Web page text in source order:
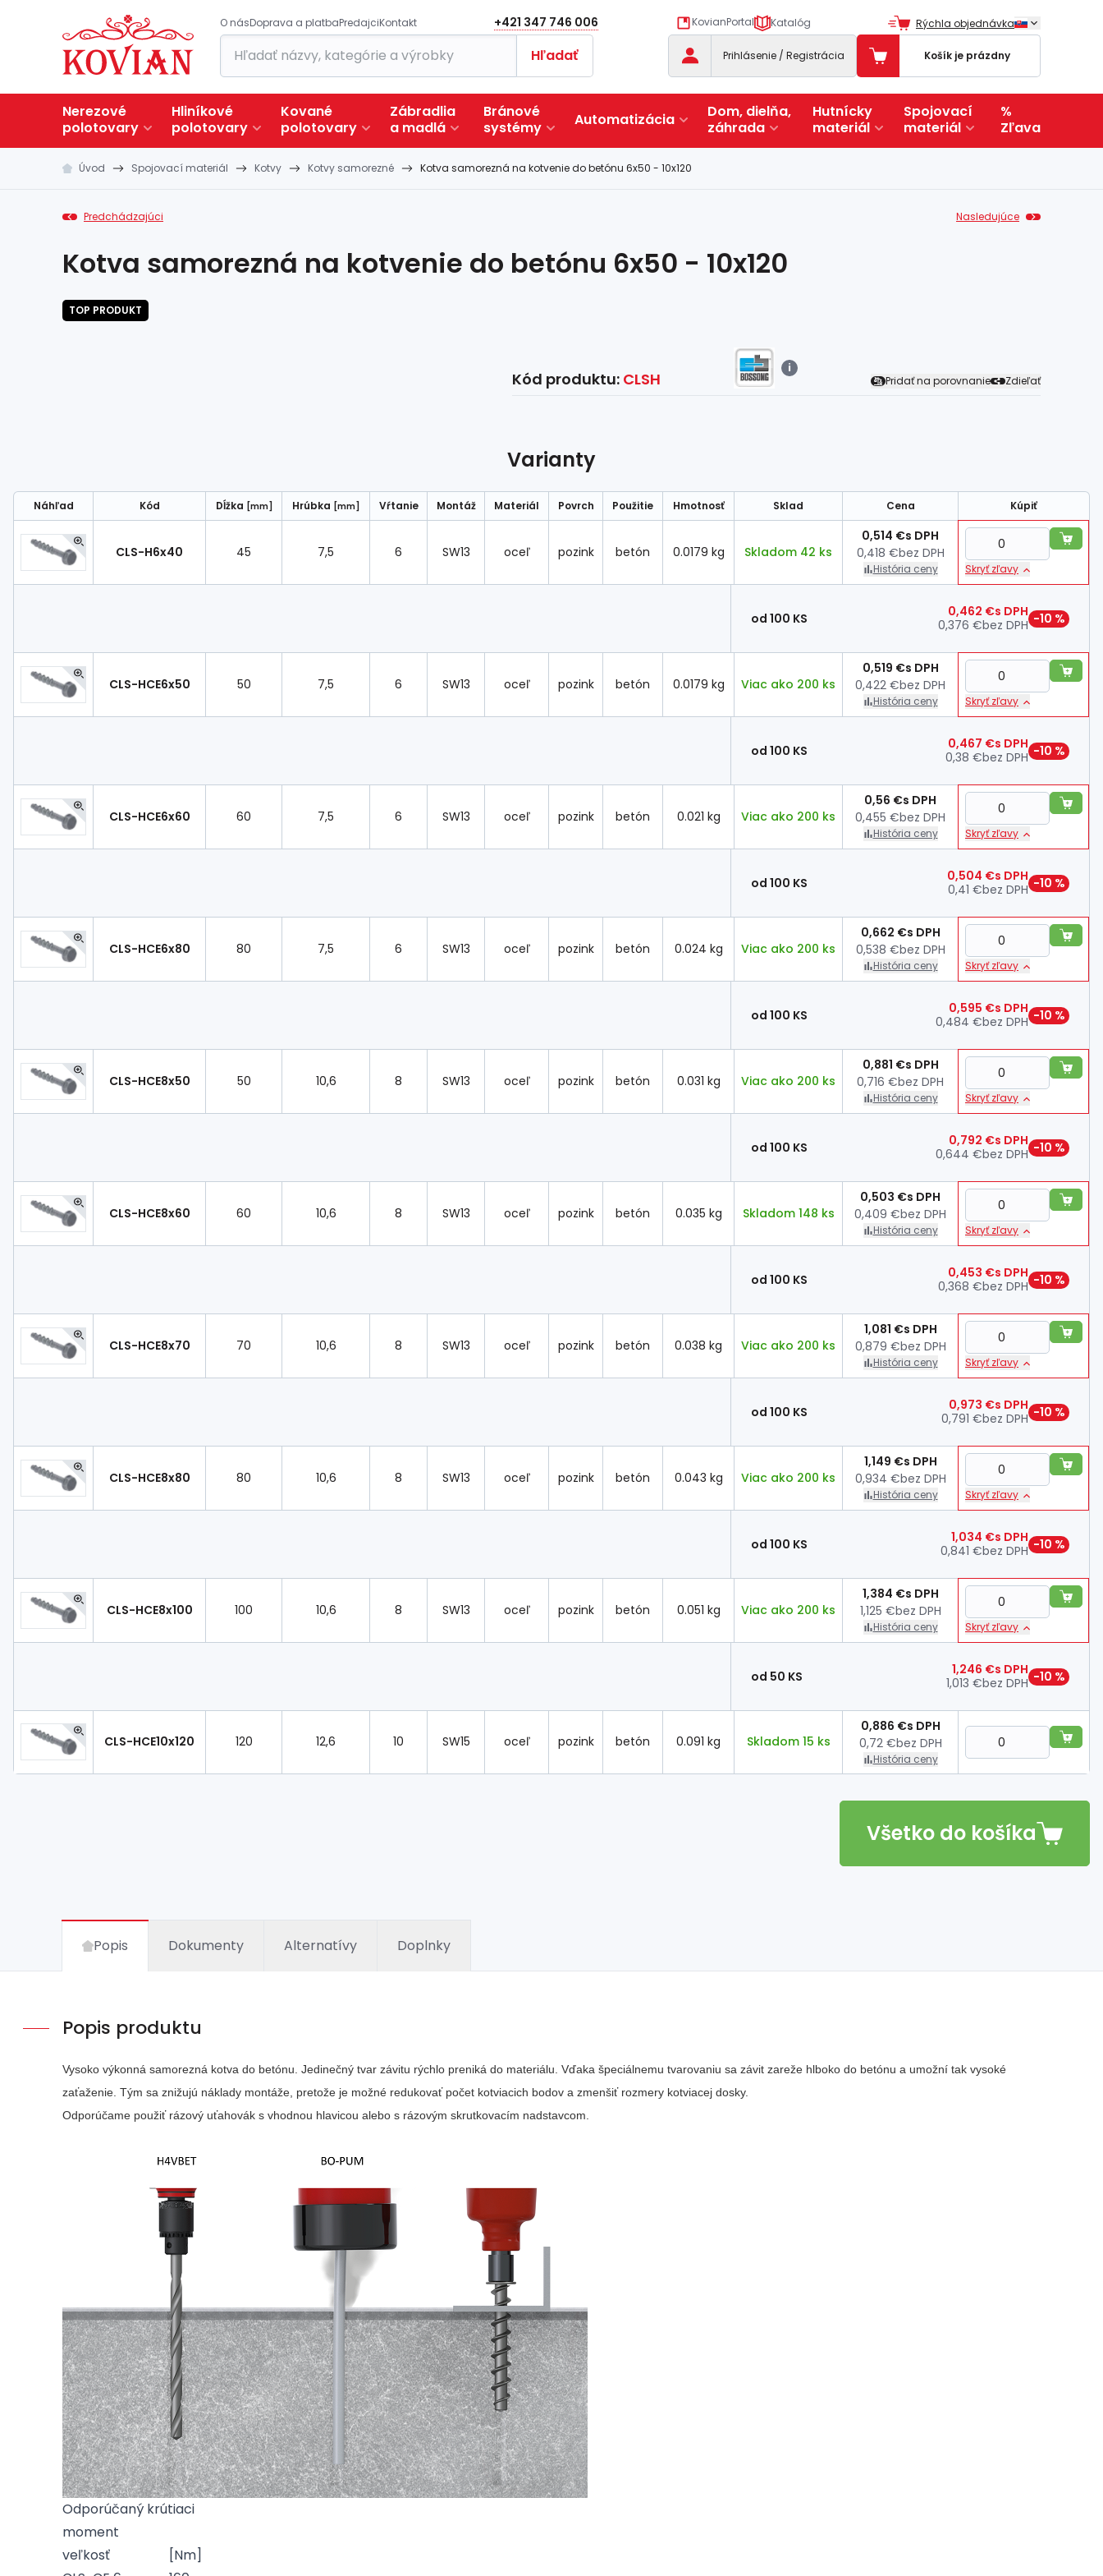
O násDoprava a platbaPredajciKontakt +421 347 746 006 KovianPortal Katalóg Rýchla objednávka
Hľadať Prihlásenie / Registrácia Košík je prázdny
Nerezové
polotovary
Hliníkové
polotovary
Kované
polotovary
Zábradlia
a madlá
Bránové
systémy
Automatizácia
Dom, dielňa,
záhrada
Hutnícky
materiál
Spojovací
materiál
%
Zľava
Úvod Spojovací materiál Kotvy Kotvy samorezné Kotva samorezná na kotvenie do betónu 6x50 - 10x120
Predchádzajúci Nasledujúce
Kotva samorezná na kotvenie do betónu 6x50 - 10x120
TOP PRODUKT
Kód produktu: CLSH
i
Pridať na porovnanie
Zdieľať
Varianty
Náhľad Kód Dĺžka [mm] Hrúbka [mm] Vŕtanie Montáž Materiál Povrch Použitie Hmotnosť Sklad Cena Kúpiť
CLS-H6x40 45 7,5 6 SW13 oceľ pozink betón 0.0179 kg Skladom 42 ks 0,418 €bez DPH
0,514 €s DPH
História ceny Skryť zľavy
od 100 KS 0,462 €s DPH
0,376 €bez DPH −10 %
CLS-HCE6x50 50 7,5 6 SW13 oceľ pozink betón 0.0179 kg Viac ako 200 ks 0,422 €bez DPH
0,519 €s DPH
História ceny Skryť zľavy
od 100 KS 0,467 €s DPH
0,38 €bez DPH −10 %
CLS-HCE6x60 60 7,5 6 SW13 oceľ pozink betón 0.021 kg Viac ako 200 ks 0,455 €bez DPH
0,56 €s DPH
História ceny Skryť zľavy
od 100 KS 0,504 €s DPH
0,41 €bez DPH −10 %
CLS-HCE6x80 80 7,5 6 SW13 oceľ pozink betón 0.024 kg Viac ako 200 ks 0,538 €bez DPH
0,662 €s DPH
História ceny Skryť zľavy
od 100 KS 0,595 €s DPH
0,484 €bez DPH −10 %
CLS-HCE8x50 50 10,6 8 SW13 oceľ pozink betón 0.031 kg Viac ako 200 ks 0,716 €bez DPH
0,881 €s DPH
História ceny Skryť zľavy
od 100 KS 0,792 €s DPH
0,644 €bez DPH −10 %
CLS-HCE8x60 60 10,6 8 SW13 oceľ pozink betón 0.035 kg Skladom 148 ks 0,409 €bez DPH
0,503 €s DPH
História ceny Skryť zľavy
od 100 KS 0,453 €s DPH
0,368 €bez DPH −10 %
CLS-HCE8x70 70 10,6 8 SW13 oceľ pozink betón 0.038 kg Viac ako 200 ks 0,879 €bez DPH
1,081 €s DPH
História ceny Skryť zľavy
od 100 KS 0,973 €s DPH
0,791 €bez DPH −10 %
CLS-HCE8x80 80 10,6 8 SW13 oceľ pozink betón 0.043 kg Viac ako 200 ks 0,934 €bez DPH
1,149 €s DPH
História ceny Skryť zľavy
od 100 KS 1,034 €s DPH
0,841 €bez DPH −10 %
CLS-HCE8x100 100 10,6 8 SW13 oceľ pozink betón 0.051 kg Viac ako 200 ks 1,125 €bez DPH
1,384 €s DPH
História ceny Skryť zľavy
od 50 KS 1,246 €s DPH
1,013 €bez DPH −10 %
CLS-HCE10x120 120 12,6 10 SW15 oceľ pozink betón 0.091 kg Skladom 15 ks 0,72 €bez DPH
0,886 €s DPH
História ceny
Všetko do košíka
Popis Dokumenty Alternatívy Doplnky
Popis produktu
Vysoko výkonná samorezná kotva do betónu. Jedinečný tvar závitu rýchlo preniká do materiálu. Vďaka špeciálnemu tvarovaniu sa závit zareže hlboko do betónu a umožní tak vysoké
zaťaženie. Tým sa znižujú náklady montáže, pretože je možné redukovať počet kotviacich bodov a zmenšiť rozmery kotviacej dosky.
Odporúčame použiť rázový uťahovák s vhodnou hlavicou alebo s rázovým skrutkovacím nadstavcom.
Odporúčaný krútiaci
moment
veľkosť
[Nm]